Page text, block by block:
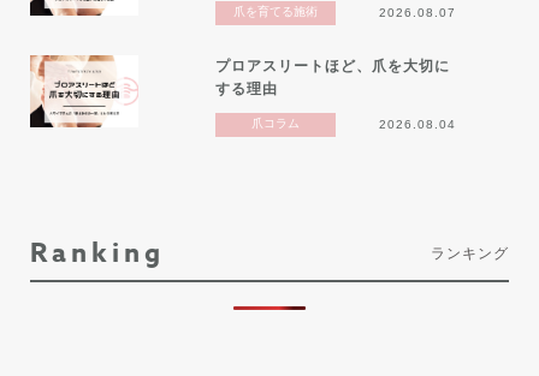
爪を育てる施術 2026.08.07
プロアスリートほど、爪を大切に
する理由
爪コラム 2026.08.04
Ranking ランキング